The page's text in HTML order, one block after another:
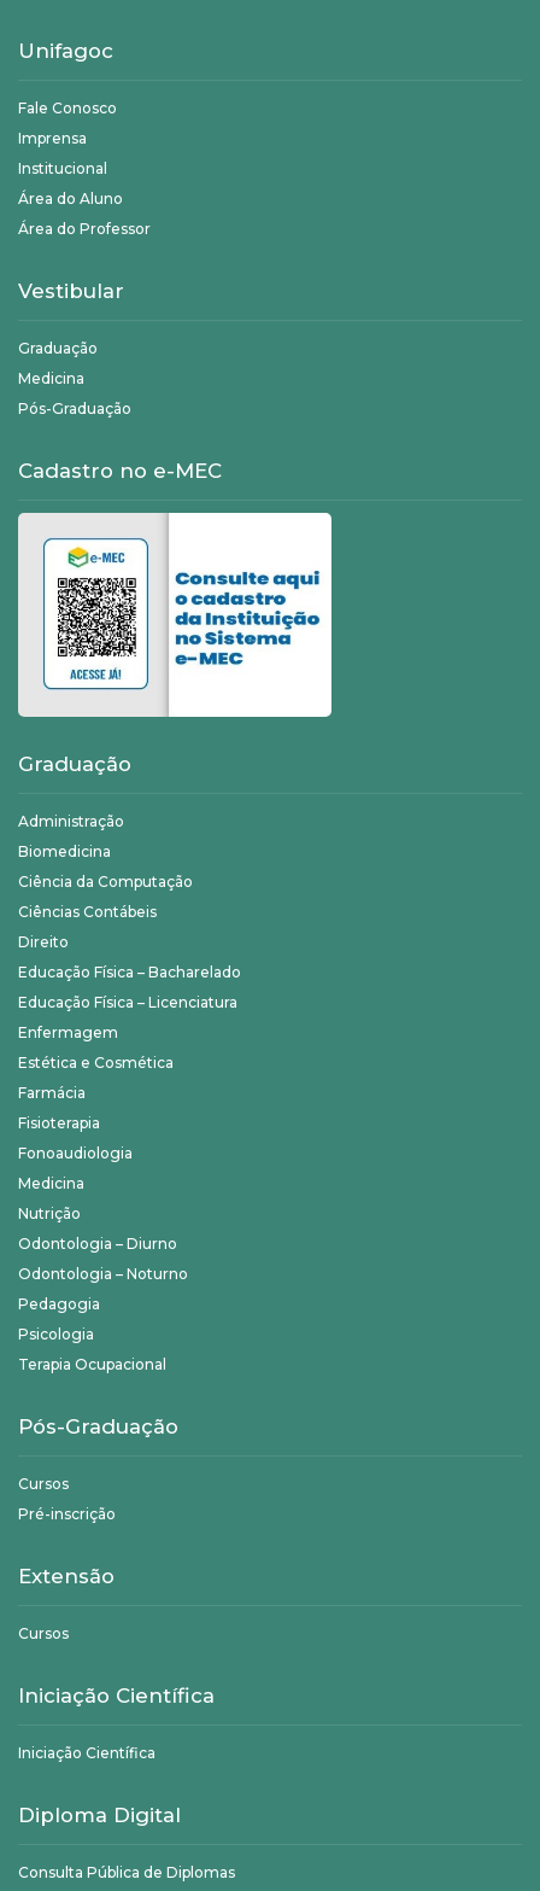
Unifagoc
Fale Conosco
Imprensa
Institucional
Área do Aluno
Área do Professor
Vestibular
Graduação
Medicina
Pós-Graduação
Cadastro no e-MEC
Graduação
Administração
Biomedicina
Ciência da Computação
Ciências Contábeis
Direito
Educação Física – Bacharelado
Educação Física – Licenciatura
Enfermagem
Estética e Cosmética
Farmácia
Fisioterapia
Fonoaudiologia
Medicina
Nutrição
Odontologia – Diurno
Odontologia – Noturno
Pedagogia
Psicologia
Terapia Ocupacional
Pós-Graduação
Cursos
Pré-inscrição
Extensão
Cursos
Iniciação Científica
Iniciação Científica
Diploma Digital
Consulta Pública de Diplomas